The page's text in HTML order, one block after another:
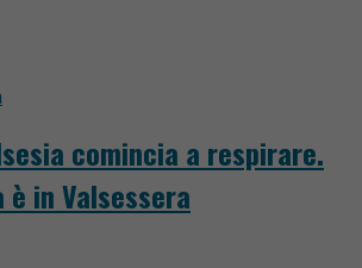
comincia a respirare.
in Valsessera